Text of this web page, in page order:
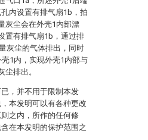
内设置有排气扇1b，拍
灰尘会在外壳1内部漂
置有排气扇1b，通过排
灰尘的气体排出，同时
1内，实现外壳1内部与
排出。
，并不用于限制本发
本发明可以有各种更改
之内，所作的任何修
在本发明的保护范围之